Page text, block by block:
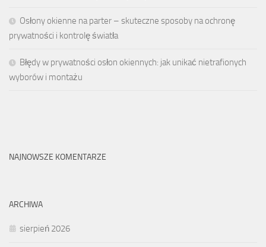
Osłony okienne na parter – skuteczne sposoby na ochronę
prywatności i kontrolę światła
Błędy w prywatności osłon okiennych: jak unikać nietrafionych
wyborów i montażu
NAJNOWSZE KOMENTARZE
ARCHIWA
sierpień 2026